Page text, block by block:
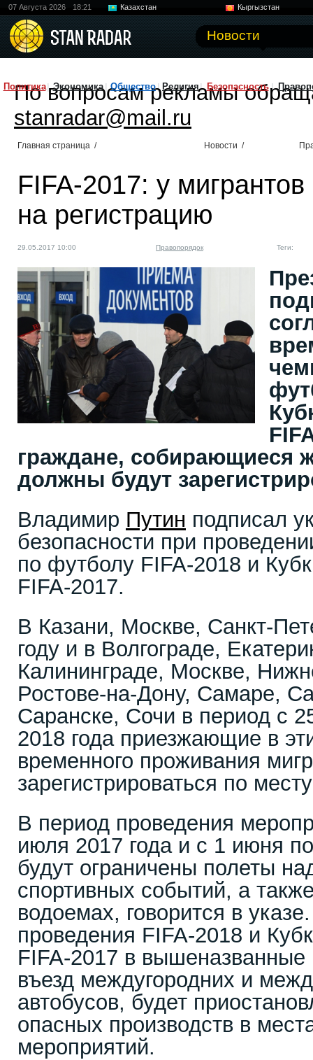
07 Августа 2026 18:21 Казахстан
Кыргызстан
Новости
Политика Экономика Общество Религия Безопасность
По вопросам рекламы
stanradar@mail.ru
Главная страница / Новости /
FIFA-2017: у мигрантов
на регистрацию
29.05.2017 10:00 Правопорядок Теги:
граждане, собирающиеся
должны будут
Владимир Путин подписал
безопасности при
по футболу FIFA-2018 и
FIFA-2017.
В Казани, Москве, Санкт-
году и в Волгограде,
Калининграде, Москве,
Ростове-на-Дону, Самаре,
Саранске, Сочи в период с
2018 года приезжающие в
временного проживания
зарегистрироваться по
В период проведения
июля 2017 года и с 1 июня
будут ограничены полеты
спортивных событий, а
водоемах, говорится в
проведения FIFA-2018 и
FIFA-2017 в вышеназванные
въезд междугородних и
автобусов, будет
опасных производств в
мероприятий.